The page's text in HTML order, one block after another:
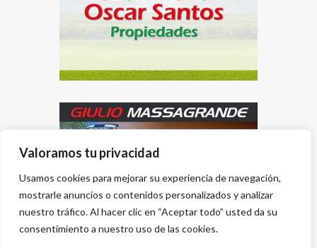
Valoramos tu privacidad
Usamos cookies para mejorar su experiencia de navegación,
mostrarle anuncios o contenidos personalizados y analizar
nuestro tráfico. Al hacer clic en “Aceptar todo” usted da su
consentimiento a nuestro uso de las cookies.